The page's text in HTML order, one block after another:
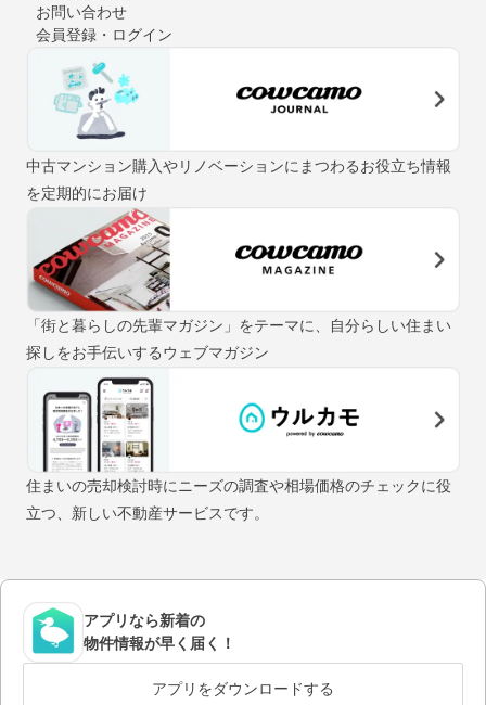
お問い合わせ
会員登録・ログイン
中古マンション購入やリノベーションにまつわるお役立ち情報
を定期的にお届け
「街と暮らしの先輩マガジン」をテーマに、自分らしい住まい
探しをお手伝いするウェブマガジン
住まいの売却検討時にニーズの調査や相場価格のチェックに役
立つ、新しい不動産サービスです。
アプリなら新着の
物件情報が早く届く！
アプリをダウンロードする